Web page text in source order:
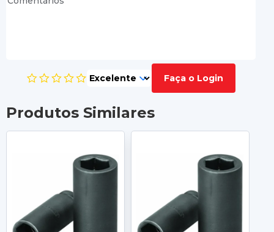
Faça o Login
Produtos Similares